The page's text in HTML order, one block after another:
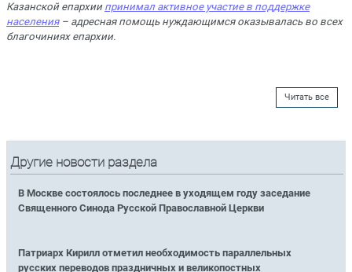
Казанской епархии принимал активное участие в поддержке
населения– адресная помощь нуждающимся оказывалась во всех
благочиниях епархии.
Читать все
Другие новости раздела
В Москве состоялось последнее в уходящем году заседание
Священного Синода Русской Православной Церкви
Патриарх Кирилл отметил необходимость параллельных
русских переводов праздничных и великопостных